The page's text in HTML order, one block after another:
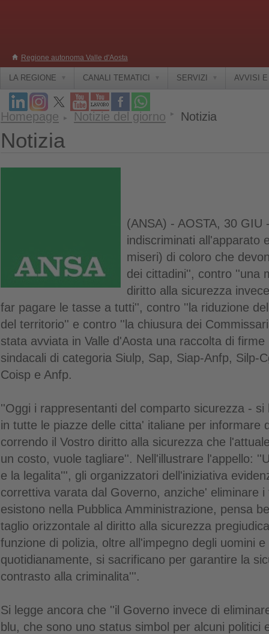
Regione autonoma Valle d'Aosta
LA REGIONE CANALI TEMATICI SERVIZI AVVISI
Homepage Notizie del giorno Notizia
Notizia
(ANSA) - AOSTA, 30 GIU
indiscriminati all'apparato
miseri) di coloro che
dei cittadini'', contro ''una
diritto alla sicurezza
far pagare le tasse a tutti'', contro ''la riduzione
del territorio'' e contro ''la chiusura dei
stata avviata in Valle d'Aosta una raccolta di
sindacali di categoria Siulp, Sap, Siap-Anfp, Silp-
Coisp e Anfp.
''Oggi i rappresentanti del comparto sicurezza -
in tutte le piazze delle citta' italiane per informare
correndo il Vostro diritto alla sicurezza che
un costo, vuole tagliare''. Nell'illustrare l'appello:
e la legalita''', gli organizzatori dell'iniziativa
correttiva varata dal Governo, anziche' eliminare
esistono nella Pubblica Amministrazione, pensa
taglio orizzontale al diritto alla sicurezza
funzione di polizia, oltre all'impegno degli uomini
quotidianamente, si sacrificano per garantire la
contrasto alla criminalita'''.
Si legge ancora che ''il Governo invece di
blu, che sono uno status simbol per alcuni politici